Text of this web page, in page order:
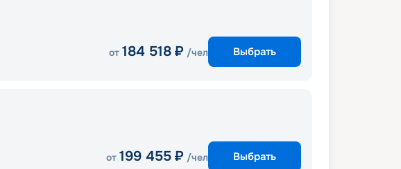
от 184 518 ₽ /чел Выбрать
от 199 455 ₽ /чел Выбрать